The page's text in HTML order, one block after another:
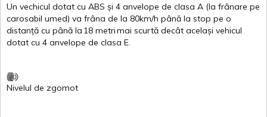
Un vechicul dotat cu ABS și 4 anvelope de clasa A (la frânare pe
carosabil umed) va frâna de la 80km/h până la stop pe o
distanță cu până la 18 metrimai scurtă decât același vehicul
dotat cu 4 anvelope de clasa E
Nivelul de zgomot